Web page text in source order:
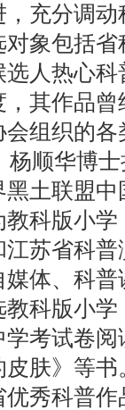
，充分调
对象包括
选人热心
，其作品
会组织的
杨顺华博
黑土联盟
教科版小
江苏省科
媒体、科
教科版小
学考试卷
皮肤》等书
优秀科普